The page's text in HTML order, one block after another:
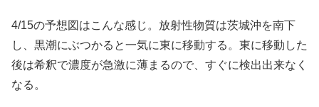
4/15の予想図はこんな感じ。放射性物質は茨城沖を南下
し、黒潮にぶつかると一気に東に移動する。東に移動した
後は希釈で濃度が急激に薄まるので、すぐに検出出来なく
なる。